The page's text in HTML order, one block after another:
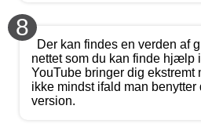
8
Der kan findes en verden af
nettet som du kan finde hjælp
YouTube bringer dig ekstremt
ikke mindst ifald man benytter
version.